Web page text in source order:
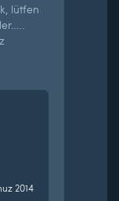
lütfen
2014